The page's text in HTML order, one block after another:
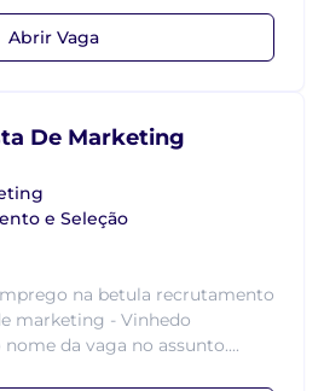
Abrir Vaga
De Marketing
e Seleção
na betula recrutamento
marketing - Vinhedo
da vaga no assunto....